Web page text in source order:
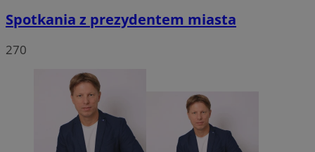
Spotkania z prezydentem miasta
270